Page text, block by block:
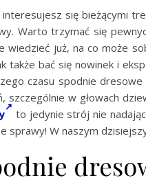
interesujesz się bieżącymi
Warto trzymać się
wiedzieć już, na co może
także bać się nowinek i
czasu spodnie
szczególnie w głowach
to jedynie strój nie
sprawy! W naszym